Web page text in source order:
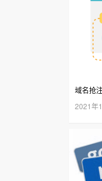
域名抢
先注册
2021年